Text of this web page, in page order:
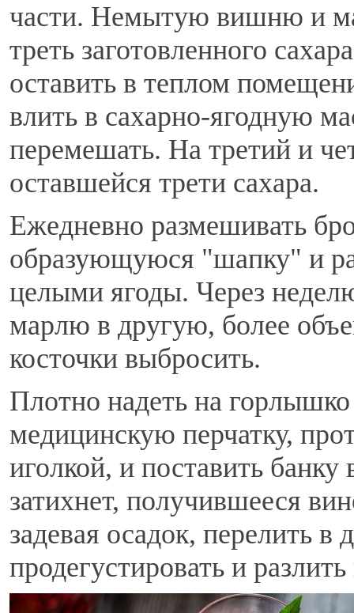
части. Немытую вишню и
треть заготовленного
оставить в теплом
влить в сахарно-ягодную
перемешать. На третий и
оставшейся трети сахара.
Ежедневно размешивать
образующуюся "шапку" и
целыми ягоды. Через
марлю в другую, более
косточки выбросить.
Плотно надеть на
медицинскую перчатку,
иголкой, и поставить
затихнет, получившееся
задевая осадок, перелить
продегустировать и